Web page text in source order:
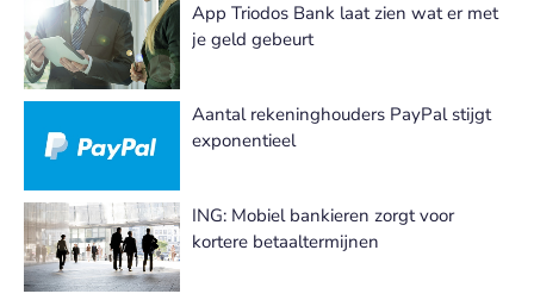
App Triodos Bank laat zien wat er met
je geld gebeurt
Aantal rekeninghouders PayPal stijgt
exponentieel
ING: Mobiel bankieren zorgt voor
kortere betaaltermijnen